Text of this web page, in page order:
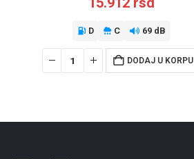
D C 69 dB
DODAJ U KORPU